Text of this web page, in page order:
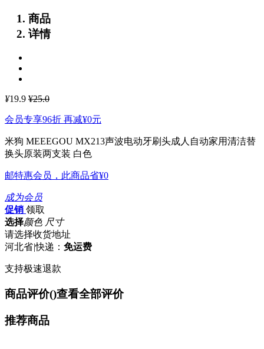
商品
详情
¥19.9 ¥25.0
会员专享96折 再减¥0元
米狗 MEEEGOU MX213声波电动牙刷头成人自动家用清洁替
换头原装两支装 白色
邮特惠会员，此商品省¥0
成为会员
促销 领取
选择颜色 尺寸
请选择收货地址
河北省|快递： 免运费
支持极速退款
商品评价()查看全部评价
推荐商品